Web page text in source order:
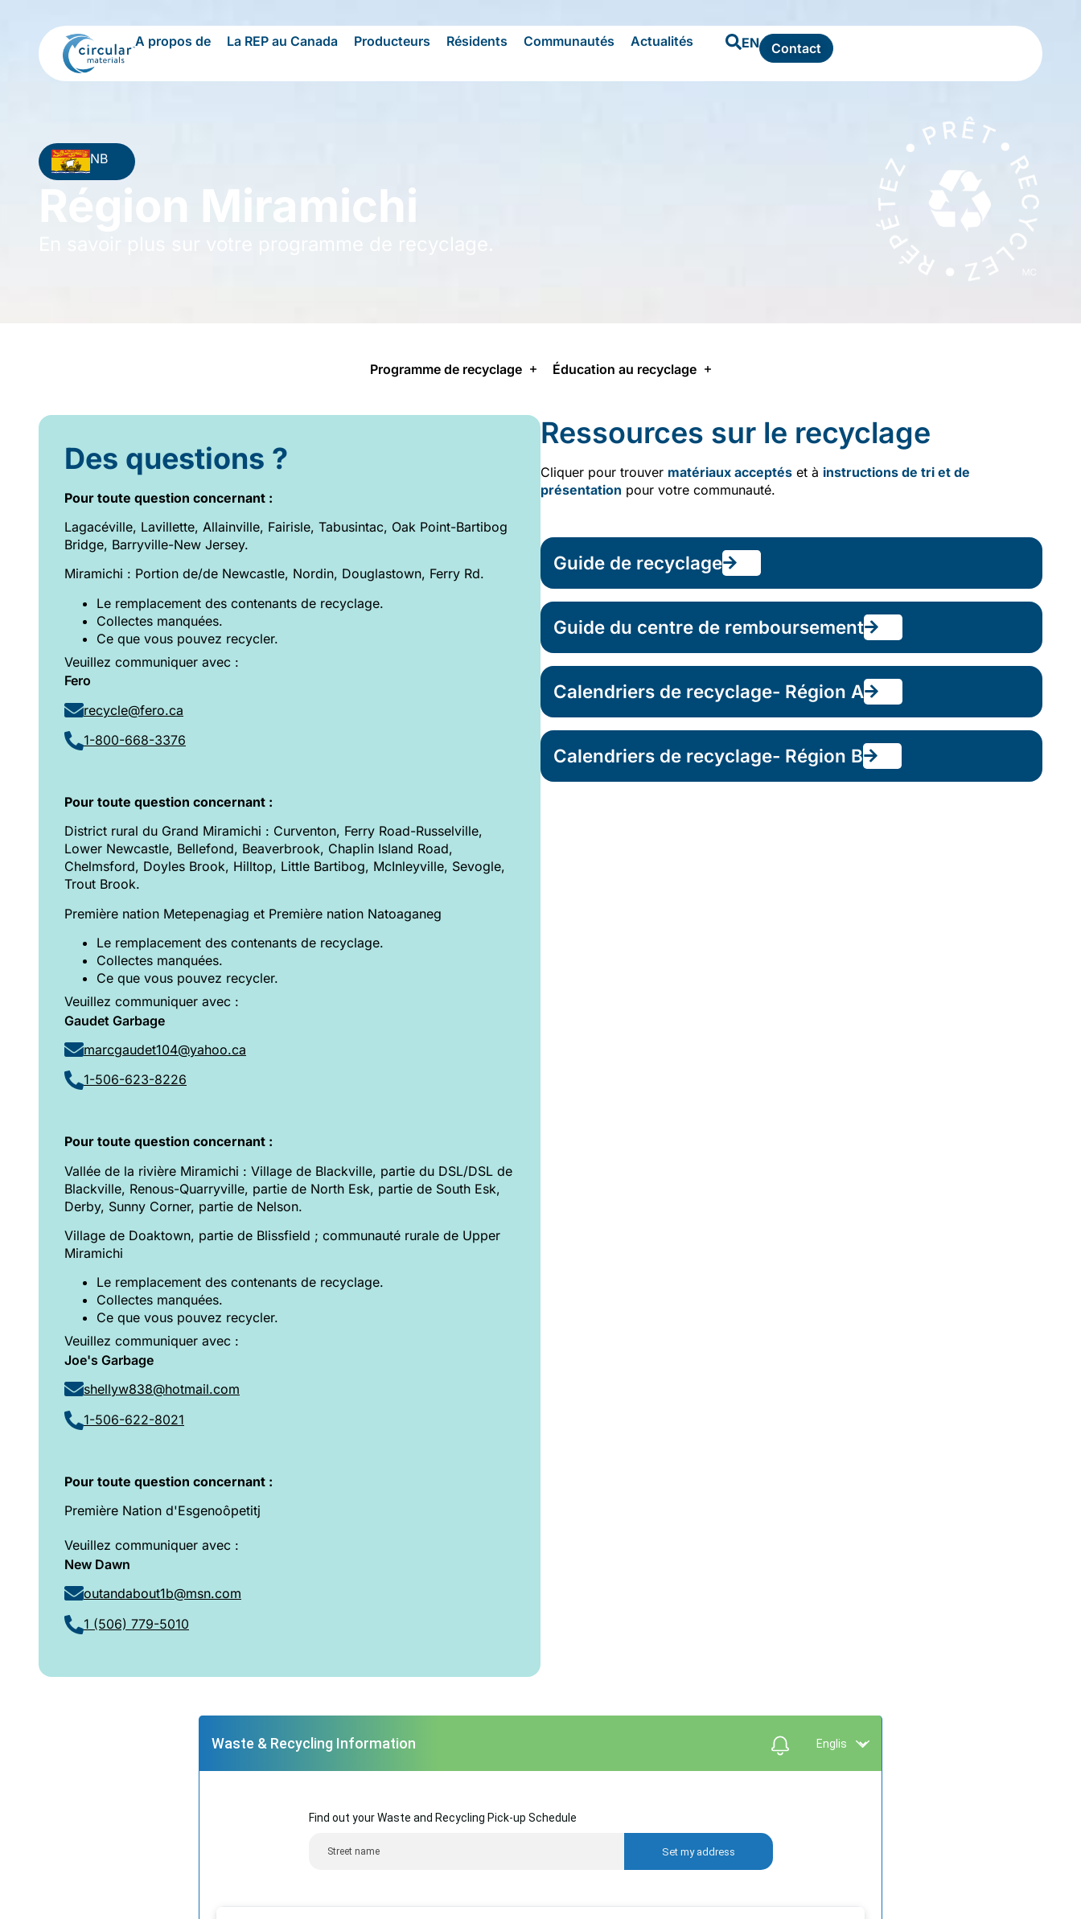
A propos de La REP au Canada Producteurs Résidents Communautés Actualités EN Contact
NB
Région Miramichi
En savoir plus sur votre programme de recyclage.
Programme de recyclage Éducation au recyclage
Des questions ?
Pour toute question concernant :
Lagacéville, Lavillette, Allainville, Fairisle, Tabusintac, Oak Point-Bartibog
Bridge, Barryville-New Jersey.
Miramichi : Portion de/de Newcastle, Nordin, Douglastown, Ferry Rd.
Le remplacement des contenants de recyclage.
Collectes manquées.
Ce que vous pouvez recycler.
Veuillez communiquer avec :
Fero
recycle@fero.ca
1-800-668-3376
Pour toute question concernant :
District rural du Grand Miramichi : Curventon, Ferry Road-Russelville,
Lower Newcastle, Bellefond, Beaverbrook, Chaplin Island Road,
Chelmsford, Doyles Brook, Hilltop, Little Bartibog, McInleyville, Sevogle,
Trout Brook.
Première nation Metepenagiag et Première nation Natoaganeg
Le remplacement des contenants de recyclage.
Collectes manquées.
Ce que vous pouvez recycler.
Veuillez communiquer avec :
Gaudet Garbage
marcgaudet104@yahoo.ca
1-506-623-8226
Pour toute question concernant :
Vallée de la rivière Miramichi : Village de Blackville, partie du DSL/DSL de
Blackville, Renous-Quarryville, partie de North Esk, partie de South Esk,
Derby, Sunny Corner, partie de Nelson.
Village de Doaktown, partie de Blissfield ; communauté rurale de Upper
Miramichi
Le remplacement des contenants de recyclage.
Collectes manquées.
Ce que vous pouvez recycler.
Veuillez communiquer avec :
Joe's Garbage
shellyw838@hotmail.com
1-506-622-8021
Pour toute question concernant :
Première Nation d'Esgenoôpetitj
Veuillez communiquer avec :
New Dawn
outandabout1b@msn.com
1 (506) 779-5010
Ressources sur le recyclage
Cliquer pour trouver matériaux acceptés et à instructions de tri et de
présentation pour votre communauté.
Guide de recyclage
Guide du centre de remboursement
Calendriers de recyclage- Région A
Calendriers de recyclage- Région B